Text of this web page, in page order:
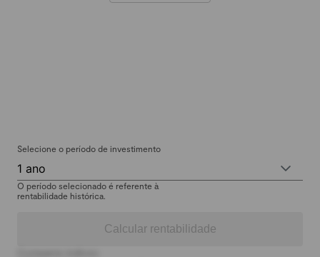
Selecione o período de investimento
1 ano
O período selecionado é referente à
rentabilidade histórica.
Calcular rentabilidade